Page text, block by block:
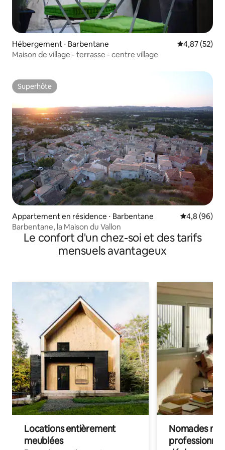
Hébergement ⋅ Barbentane Évaluation
4,87 (52)
Maison de village - terrasse - centre village
Superhôte
Superhôte
Appartement en résidence ⋅ Barbentane Évaluation
4,8 (96)
Barbentane, la Maison du Vallon
Le confort d'un chez-soi et des tarifs
mensuels avantageux
Locations entièrement
meublées
Nomades